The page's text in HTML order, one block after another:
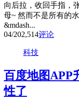
向后拉，收回手指，
母~ 然而不是所有的
&mdash...
04/202,514评论
科技
百度地图APP
性了